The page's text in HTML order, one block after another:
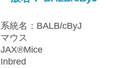
系統名：BALB/cByJ
マウス
JAX®Mice
Inbred